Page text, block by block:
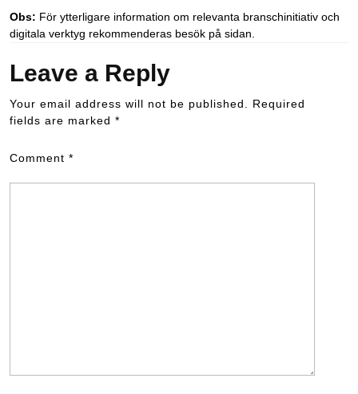
Obs: För ytterligare information om relevanta branschinitiativ och
digitala verktyg rekommenderas besök på sidan.
Leave a Reply
Your email address will not be published.
Required
fields are marked *
Comment *